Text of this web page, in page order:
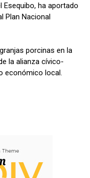
Esequibo, ha aportado
Plan Nacional
porcinas en la
la alianza cívico-
económico local.